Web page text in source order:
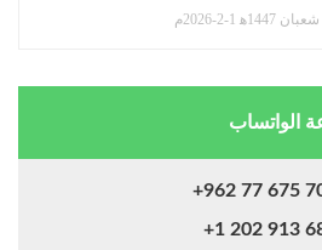
الواتساب
+962 77 675
+1 202 913